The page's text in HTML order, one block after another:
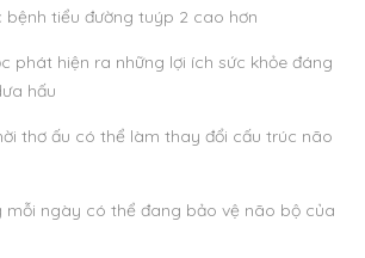
bệnh tiểu đường tuýp 2 cao hơn
phát hiện ra những lợi ích sức khỏe đáng
hấu
thơ ấu có thể làm thay đổi cấu trúc não
mỗi ngày có thể đang bảo vệ não bộ của